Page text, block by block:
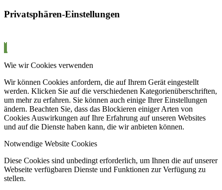
Privatsphären-Einstellungen
Wie wir Cookies verwenden
Wir können Cookies anfordern, die auf Ihrem Gerät eingestellt
werden. Klicken Sie auf die verschiedenen Kategorienüberschriften,
um mehr zu erfahren. Sie können auch einige Ihrer Einstellungen
ändern. Beachten Sie, dass das Blockieren einiger Arten von
Cookies Auswirkungen auf Ihre Erfahrung auf unseren Websites
und auf die Dienste haben kann, die wir anbieten können.
Notwendige Website Cookies
Diese Cookies sind unbedingt erforderlich, um Ihnen die auf unserer
Webseite verfügbaren Dienste und Funktionen zur Verfügung zu
stellen.